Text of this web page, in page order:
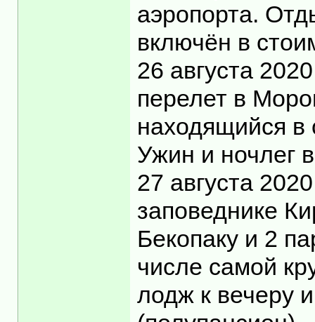
аэропорта.
включён в
26 августа
перелет в
находящийся в
Ужин и ночлег
27 августа
заповеднике
Бекопаку и 2
числе самой
лодж к вечеру